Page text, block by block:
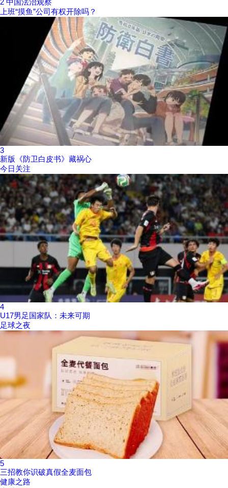
2 中国法治观察
上班“摸鱼”公司有权开除吗？
3
新版《防卫白皮书》藏祸心
今日关注
4
U17男足国家队：未来可期
足球之夜
5
三招教你识破真假全麦面包
健康之路